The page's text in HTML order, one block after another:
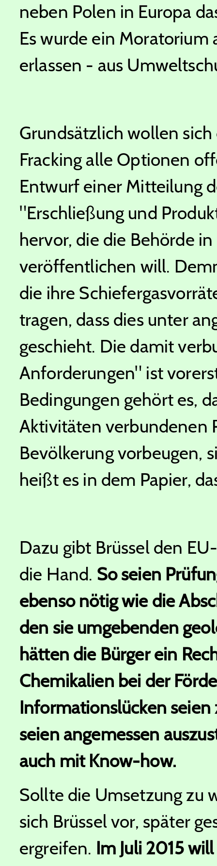
neben Polen in Europa
Es wurde ein
erlassen - aus
Grundsätzlich wollen
Fracking alle Optionen
Entwurf einer Mitteilung
"Erschließung und
hervor, die die Behörde
veröffentlichen will.
die ihre
tragen, dass dies unter
geschieht. Die damit
Anforderungen" ist
Bedingungen gehört es,
Aktivitäten verbundenen
Bevölkerung vorbeugen,
heißt es in dem Papier,
Dazu gibt Brüssel den
die Hand. So seien
ebenso nötig wie die
den sie umgebenden
hätten die Bürger ein
Chemikalien bei der
Informationslücken
seien angemessen
auch mit Know-how.
Sollte die Umsetzung zu
sich Brüssel vor, später
ergreifen. Im Juli 2015